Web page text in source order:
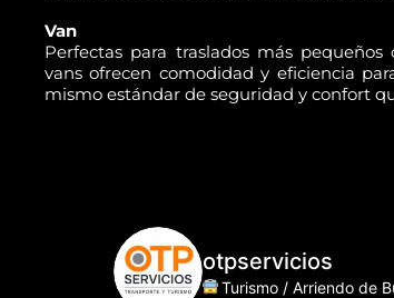
Van
Perfectas para traslados más pequeños
vans ofrecen comodidad y eficiencia
mismo estándar de seguridad y confort
otpservicios
Turismo / Arriendo de